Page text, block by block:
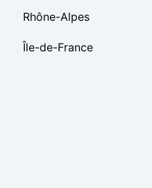
Rhône-Alpes
Île-de-France